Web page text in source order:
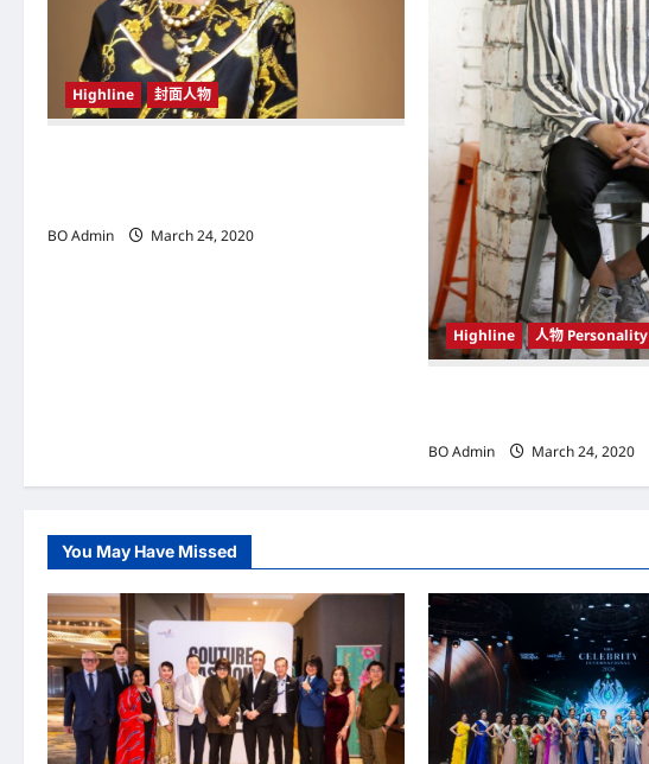
o
Highline 封面人物
BO Admin
March 24, 2020
Highline 人物 Personality
BO Admin
March 24, 2020
You May Have Missed